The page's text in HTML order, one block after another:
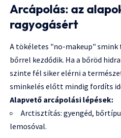
Arcápolás: az
ragyogásért
A tökéletes "no-makeup"
bőrrel kezdődik. Ha a bőröd
szinte fél siker elérni a
sminkelés előtt mindig fordíts
Alapvető arcápolási lépések:
Arctisztítás: gyengéd,
lemosóval.